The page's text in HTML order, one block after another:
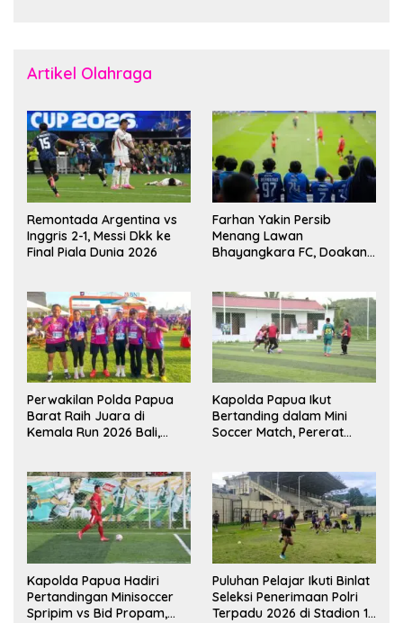
Artikel Olahraga
Remontada Argentina vs
Inggris 2-1, Messi Dkk ke
Final Piala Dunia 2026
Farhan Yakin Persib
Menang Lawan
Bhayangkara FC, Doakan
Perwakilan Polda Papua
Barat Raih Juara di
Kemala Run 2026 Bali,
Kapolda Papua Ikut
Bertanding dalam Mini
Soccer Match, Pererat
Kapolda Papua Hadiri
Pertandingan Minisoccer
Spripim vs Bid Propam,
Puluhan Pelajar Ikuti Binlat
Seleksi Penerimaan Polri
Terpadu 2026 di Stadion 16